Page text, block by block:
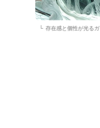
存在感と個性が光る